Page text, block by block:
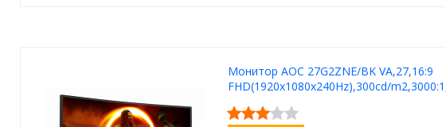
Монитор AOC 27G2ZNE/BK VA,27,16:9
FHD(1920x1080x240Hz),300cd/